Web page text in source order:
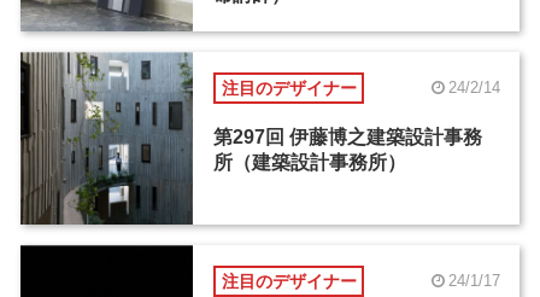
注目のデザイナー 24/2/14
第297回 伊藤博之建築設計事務
所（建築設計事務所）
注目のデザイナー 24/1/17